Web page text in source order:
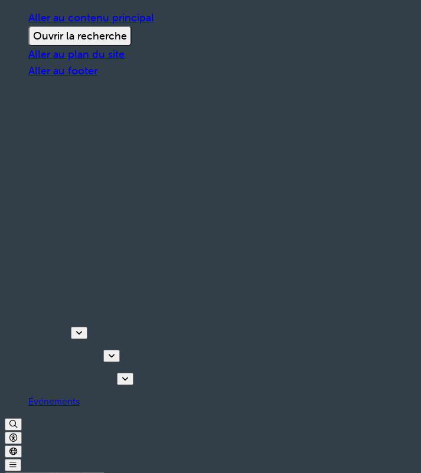
Aller au contenu principal
Ouvrir la recherche
Aller au plan du site
Aller au footer
Événements